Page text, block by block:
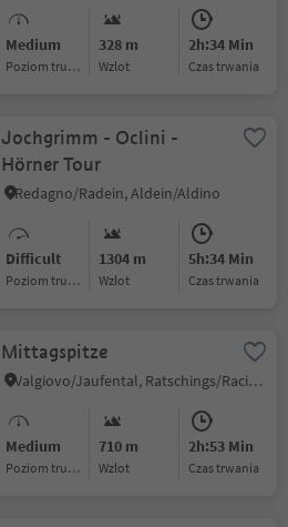
Medium
Poziom trudności
328 m
Wzlot
2h:34 Min
czas trwania
Jochgrimm - Oclini -
Hörner Tour
Redagno/Radein, Aldein/Aldino
Difficult
Poziom trudności
1304 m
Wzlot
5h:34 Min
czas trwania
Mittagspitze
Valgiovo/Jaufental, Ratschings/Racines, Sterzing/Vipiteno and environs
Medium
Poziom trudności
710 m
Wzlot
2h:53 Min
czas trwania